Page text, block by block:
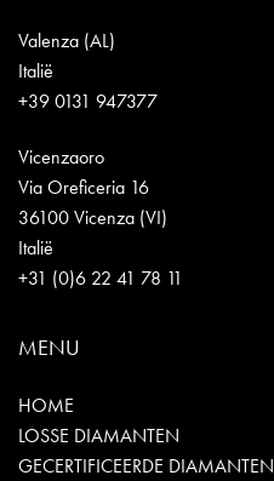
Valenza (AL)
Italië
+39 0131 947377
Vicenzaoro
Via Oreficeria 16
36100 Vicenza (VI)
Italië
+31 (0)6 22 41 78 11
MENU
HOME
LOSSE DIAMANTEN
GECERTIFICEERDE DIAMANTEN